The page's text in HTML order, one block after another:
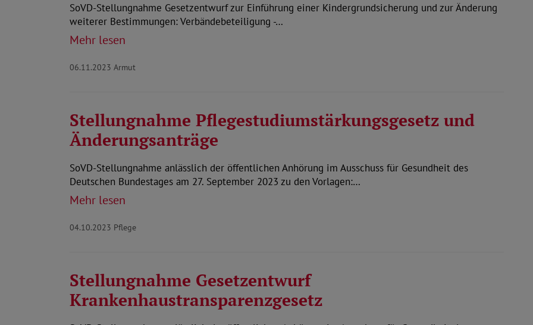
SoVD-Stellungnahme Gesetzentwurf zur Einführung einer Kindergrundsicherung und zur Änderung
weiterer Bestimmungen: Verbändebeteiligung -…
Mehr lesen
06.11.2023 Armut
Stellungnahme Pflegestudiumstärkungsgesetz und
Änderungsanträge
SoVD-Stellungnahme anlässlich der öffentlichen Anhörung im Ausschuss für Gesundheit des
Deutschen Bundestages am 27. September 2023 zu den Vorlagen:…
Mehr lesen
04.10.2023 Pflege
Stellungnahme Gesetzentwurf
Krankenhaustransparenzgesetz